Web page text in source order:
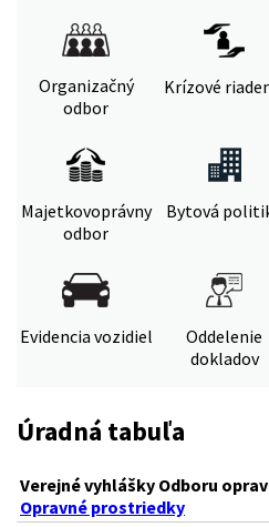
Organizačný
odbor
Krízové
Majetkovoprávny
odbor
Bytová
Evidencia vozidiel
Oddelenie
dokladov
Úradná tabuľa
Verejné vyhlášky Odboru
Opravné prostriedky